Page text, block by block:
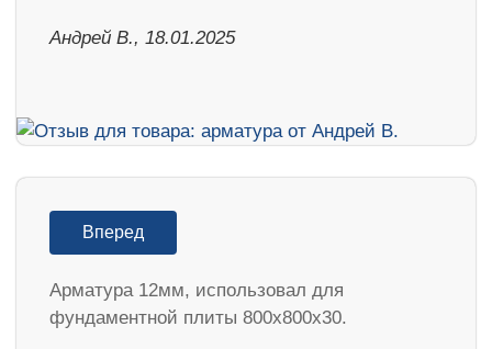
Андрей В., 18.01.2025
Вперед
Арматура 12мм, использовал для
фундаментной плиты 800х800х30.